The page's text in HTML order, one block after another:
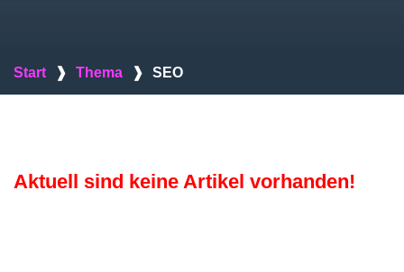
Start ❱ Thema ❱ SEO
Aktuell sind keine Artikel vorhanden!